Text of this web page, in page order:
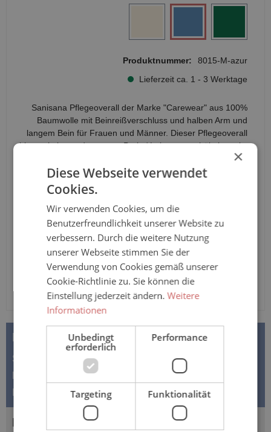
Produktnummer:
8015-M-azur
Lieferzeit ca. 1 - 3 Werktage
Sanisana Pflegeoverall der Marke "Carewear" aus 100%
Baumwolle mit Beinreißverschluss und halben Arm und
langem Bein für Frauen und Männer. Dieser Pflegeoverall
bietet ein besonders gutes Preis / Leistungsverhältnis, er ist
in verschiedenen Farben erhältlich.
Anzahl
In den Warenkorb
BESCHREIBUNG
Sanisana CAREWEAR – Pflegeoverall 8015 – mit
langem Bein und kurzem Arm – für Damen und Herren
Der Pflegeoverall der Marke…
Mehr
BEWERTUNGEN
×
Diese Webseite verwendet
Cookies.
Wir verwenden Cookies, um die
Benutzerfreundlichkeit unserer Website zu
verbessern. Durch die weitere Nutzung
unserer Webseite stimmen Sie der
Verwendung von Cookies gemäß unserer
Cookie-Richtlinie zu. Sie können die
Einstellung jederzeit ändern.Weitere
Informationen
Unbedingt
erforderlich
Performance
Targeting Funktionalität